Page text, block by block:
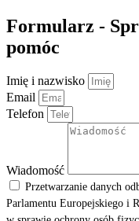
Formularz -
pomóc
Imię i nazwisko
Email
Telefon
Wiadomość
Przetwarzanie danych
Parlamentu Europejskiego i